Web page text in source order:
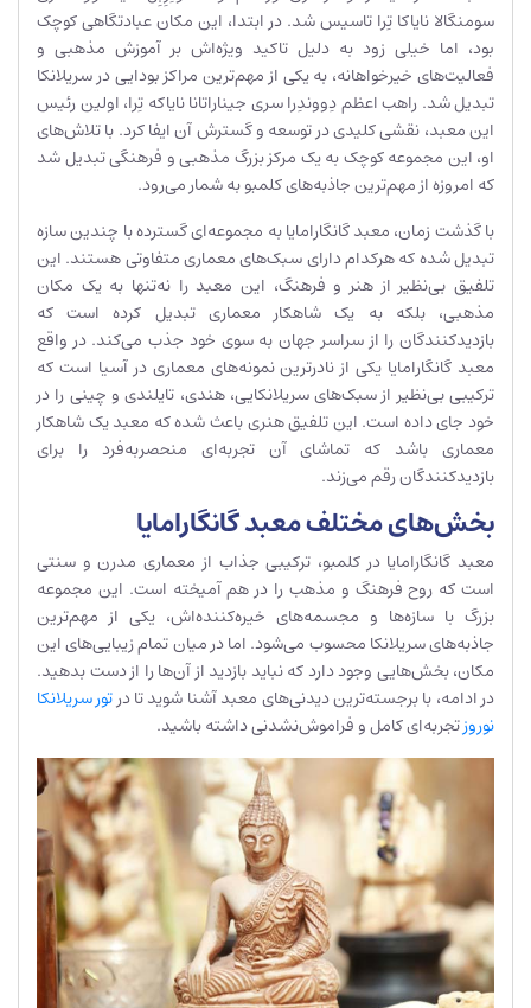
سومنگالا نایاکا تِرا تاسیس شد. در ابتدا، این مکان عبادتگاهی کوچک
بود، اما خیلی زود به دلیل تاکید ویژه‌اش بر آموزش مذهبی و
فعالیت‌های خیرخواهانه، به یکی از مهم‌ترین مراکز بودایی در سریلانکا
تبدیل شد. راهب اعظم دِووندِرا سری جیناراتانا نایاکه تِرا، اولین رئیس
این معبد، نقشی کلیدی در توسعه و گسترش آن ایفا کرد. با تلاش‌های
او، این مجموعه کوچک به یک مرکز بزرگ مذهبی و فرهنگی تبدیل شد
که امروزه از مهم‌ترین جاذبه‌های کلمبو به شمار می‌رود.
با گذشت زمان، معبد گانگارامایا به مجموعه‌ای گسترده با چندین سازه
تبدیل شده که هرکدام دارای سبک‌های معماری متفاوتی هستند. این
تلفیق بی‌نظیر از هنر و فرهنگ، این معبد را نه‌تنها به یک مکان
مذهبی، بلکه به یک شاهکار معماری تبدیل کرده است که
بازدیدکنندگان را از سراسر جهان به سوی خود جذب می‌کند. در واقع
معبد گانگارامایا یکی از نادرترین نمونه‌های معماری در آسیا است که
ترکیبی بی‌نظیر از سبک‌های سریلانکایی، هندی، تایلندی و چینی را در
خود جای داده است. این تلفیق هنری باعث شده که معبد یک شاهکار
معماری باشد که تماشای آن تجربه‌ای منحصربه‌فرد را برای
بازدیدکنندگان رقم می‌زند.
بخش‌های مختلف معبد گانگارامایا
معبد گانگارامایا در کلمبو، ترکیبی جذاب از معماری مدرن و سنتی
است که روح فرهنگ و مذهب را در هم آمیخته است. این مجموعه
بزرگ با سازه‌ها و مجسمه‌های خیره‌کننده‌اش، یکی از مهم‌ترین
جاذبه‌های سریلانکا محسوب می‌شود. اما در میان تمام زیبایی‌های این
مکان، بخش‌هایی وجود دارد که نباید بازدید از آن‌ها را از دست بدهید.
در ادامه، با برجسته‌ترین دیدنی‌های معبد آشنا شوید تا درتور سریلانکا
نوروزتجربه‌ای کامل و فراموش‌نشدنی داشته باشید.